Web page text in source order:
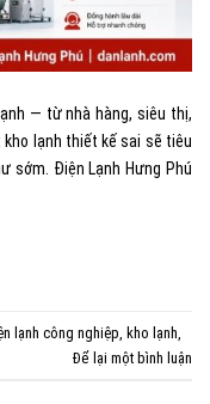
— từ nhà hàng, siêu thị,
lạnh thiết kế sai sẽ tiêu
sớm. Điện Lạnh Hưng Phú
lạnh công nghiệp kho lạnh
Để lại một bình luận